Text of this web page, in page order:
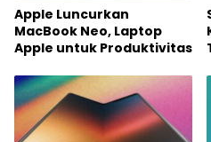
Apple Luncurkan
MacBook Neo, Laptop
Apple untuk Produktivitas